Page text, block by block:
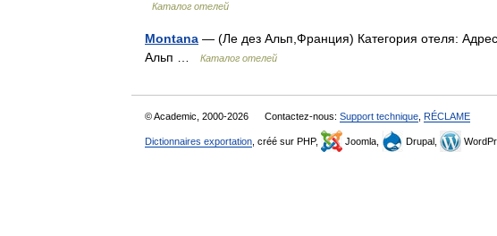
Каталог отелей
Montana — (Ле дез Альп,Франция) Категория отеля:
Альп …
Каталог отелей
© Academic, 2000-2026 Contactez-nous: Support technique RÉCLAME
Dictionnaires exportation , créé sur PHP, Joomla, Drupal,